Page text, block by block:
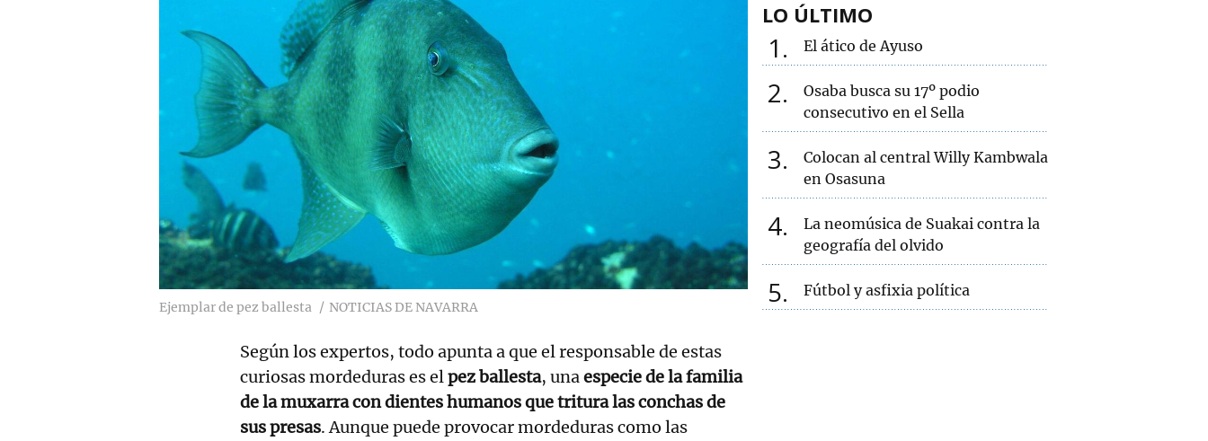
Ejemplar de pez ballesta NOTICIAS DE NAVARRA
Según los expertos, todo apunta a que el responsable de estas
curiosas mordeduras es elpez ballesta, unaespecie de la familia
de la muxarra con dientes humanosque tritura las conchas de
sus presas. Aunque puede provocar mordeduras como las
LO ÚLTIMO
1 El ático de Ayuso
2
Osaba busca su 17º podio
consecutivo en el Sella
3
Colocan al central Willy Kambwala
en Osasuna
4
La neomúsica de Suakai contra la
geografía del olvido
5 Fútbol y asfixia política